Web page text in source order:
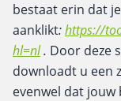
bestaat erin dat
aanklikt:https://
hl=nl. Door deze
downloadt u een
evenwel dat